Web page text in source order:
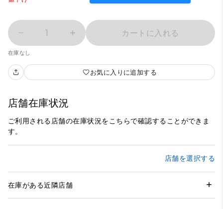
1 カートに入れる
在庫なし
お気に入りに追加する
店舗在庫状況
ご利用される店舗の在庫状況をこちらで確認することができま
す。
店舗を選択する
在庫がある近隣店舗